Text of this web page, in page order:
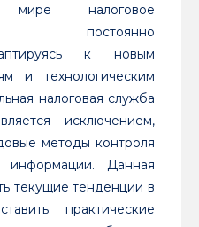
налоговое
постоянно
к новым
и технологическим
налоговая служба
исключением,
методы контроля
информации. Данная
текущие тенденции в
практические